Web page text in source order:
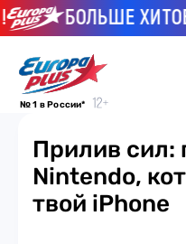
БОЛЬШЕ ХИТОВ!
№ 1 в России*
Прилив сил:
Nintendo,
твой iPhone